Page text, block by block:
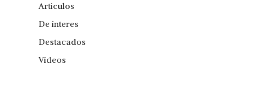
Articulos
De interes
Destacados
Videos